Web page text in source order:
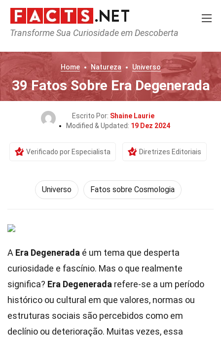
Transforme Sua Curiosidade em Descoberta
Home Natureza Universo
39 Fatos Sobre Era Degenerada
Escrito Por: Shaine Laurie
Modified & Updated: 19 Dez 2024
Verificado por Especialista Diretrizes Editoriais
Universo Fatos sobre Cosmologia
A Era Degenerada é um tema que desperta
curiosidade e fascínio. Mas o que realmente
significa? Era Degenerada refere-se a um período
histórico ou cultural em que valores, normas ou
estruturas sociais são percebidos como em
declínio ou deterioração. Muitas vezes, essa